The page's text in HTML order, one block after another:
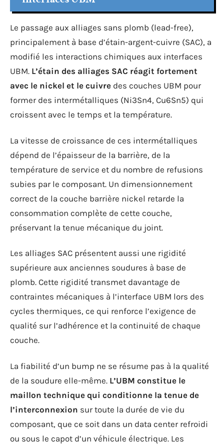
Le passage aux alliages sans plomb (lead-free),
principalement à base d’étain-argent-cuivre (SAC), a
modifié les interactions chimiques aux interfaces
UBM. L’étain des alliages SAC réagit fortement
avec le nickel et le cuivre des couches UBM pour
former des intermétalliques (Ni3Sn4, Cu6Sn5) qui
croissent avec le temps et la température.
La vitesse de croissance de ces intermétalliques
dépend de l’épaisseur de la barrière, de la
température de service et du nombre de refusions
subies par le composant. Un dimensionnement
correct de la couche barrière nickel retarde la
consommation complète de cette couche,
préservant la tenue mécanique du joint.
Les alliages SAC présentent aussi une rigidité
supérieure aux anciennes soudures à base de
plomb. Cette rigidité transmet davantage de
contraintes mécaniques à l’interface UBM lors des
cycles thermiques, ce qui renforce l’exigence de
qualité sur l’adhérence et la continuité de chaque
couche.
La fiabilité d’un bump ne se résume pas à la qualité
de la soudure elle-même. L’UBM constitue le
maillon technique qui conditionne la tenue de
l’interconnexion sur toute la durée de vie du
composant, que ce soit dans un data center refroidi
ou sous le capot d’un véhicule électrique. Les